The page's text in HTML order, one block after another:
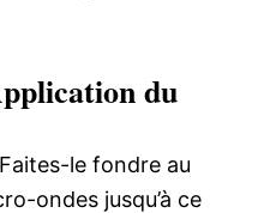
du
le fondre au
ondes jusqu’à ce